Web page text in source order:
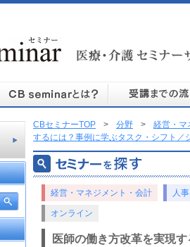
CBセミナーTOP > 分野 >
経営・マ
するには？事例に学ぶタスク・シフト／
経営・マネジメント・会計 人
オンライン
医師の働き方改革を実現